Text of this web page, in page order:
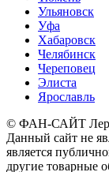
Ульяновск
Уфа
Хабаровск
Челябинск
Череповец
Элиста
Ярославль
© ФАН-САЙТ
Данный сайт не
является
другие товарные